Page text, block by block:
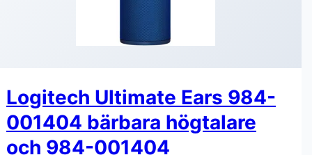
Logitech Ultimate Ears 984-
001404 bärbara högtalare
och 984-001404